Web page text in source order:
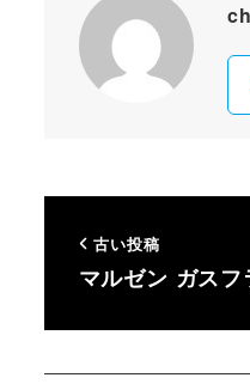
古い投稿
マルゼン ガス